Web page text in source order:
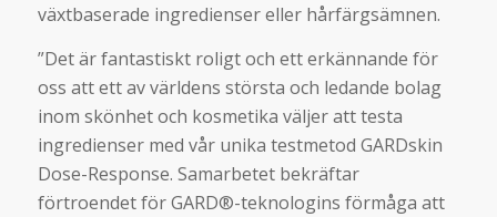
växtbaserade ingredienser eller hårfärgsämnen.
”Det är fantastiskt roligt och ett erkännande för
oss att ett av världens största och ledande bolag
inom skönhet och kosmetika väljer att testa
ingredienser med vår unika testmetod GARDskin
Dose-Response. Samarbetet bekräftar
förtroendet för GARD®-teknologins förmåga att